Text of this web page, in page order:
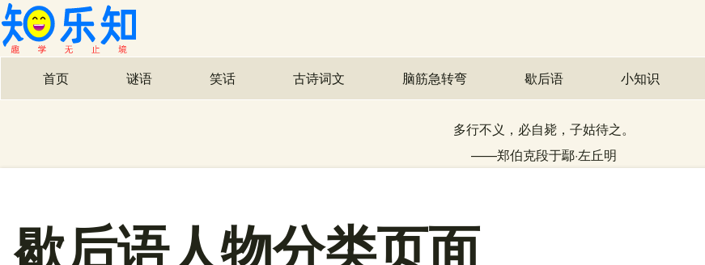
主导航
首页 谜语 笑话 古诗词文 脑筋急转弯 歇后语 小知识
多行不义，必自毙，子姑待之。
——郑伯克段于鄢·左丘明
歇后语人物分类页面